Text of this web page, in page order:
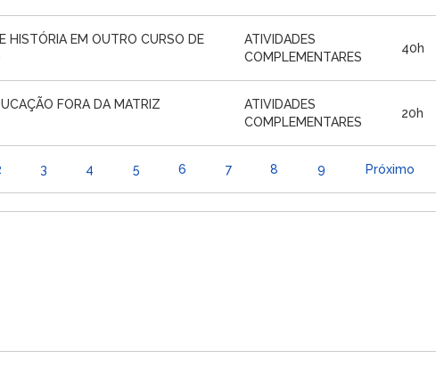
HISTÓRIA EM OUTRO CURSO DE
ATIVIDADES
COMPLEMENTARES
40h
FORA DA MATRIZ
ATIVIDADES
COMPLEMENTARES
20h
3 4 5 6 7 8 9 Próximo